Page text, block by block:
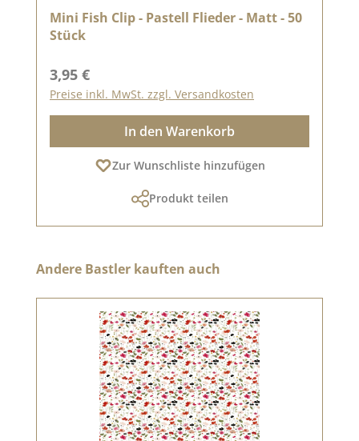
Mini Fish Clip - Pastell Flieder - Matt - 50
Stück
Regulärer Preis:
3,95 €
Preise inkl. MwSt. zzgl. Versandkosten
In den Warenkorb
Zur Wunschliste hinzufügen
Produkt teilen
Produktgalerie überspringen
Andere Bastler kauften auch